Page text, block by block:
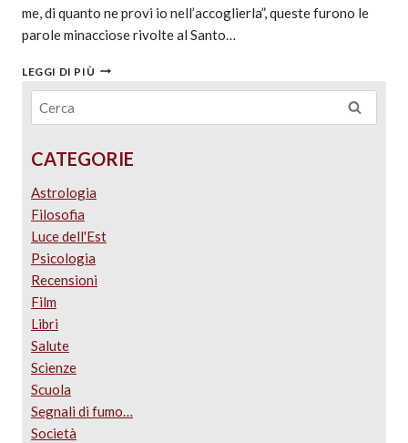
me, di quanto ne provi io nell’accoglierla”, queste furono le
parole minacciose rivolte al Santo…
LEGGI DI PIÙ
CATEGORIE
Astrologia
Filosofia
Luce dell'Est
Psicologia
Recensioni
Film
Libri
Salute
Scienze
Scuola
Segnali di fumo…
Società